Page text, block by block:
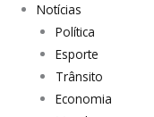
Notícias
Política
Esporte
Trânsito
Economia